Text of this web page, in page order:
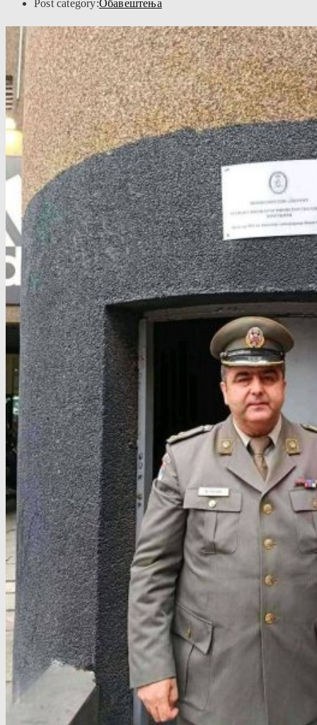
Post category:Обавештења